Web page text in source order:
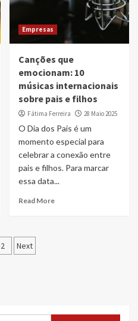
Empresas
Canções que
emocionam: 10
músicas internacionais
sobre pais e filhos
Fátima Ferreira 28 Maio 2025
O Dia dos Pais é um
momento especial para
celebrar a conexão entre
pais e filhos. Para marcar
essa data...
Read More
2 Next